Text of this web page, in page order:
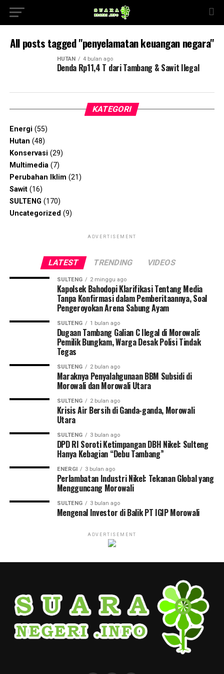
All posts tagged "penyelamatan keuangan negara"
HUTAN 4 bulan ago
Denda Rp11,4 T dari Tambang & Sawit Ilegal
KATEGORI
Energi (55)
Hutan (48)
Konservasi (29)
Multimedia(7)
Perubahan Iklim (21)
Sawit(16)
SULTENG (170)
Uncategorized (9)
ADVERTISEMENT
LATEST TRENDING VIDEOS
SULTENG 2 minggu ago
Kapolsek Bahodopi Klarifikasi Tentang Media
Tanpa Konfirmasi dalam Pemberitaannya, Soal
Pengeroyokan Arena Sabung Ayam
SULTENG 1 bulan ago
Dugaan Tambang Galian C Ilegal di Morowali:
Pemilik Bungkam, Warga Desak Polisi Tindak
Tegas
SULTENG 2 bulan ago
Maraknya Penyalahgunaan BBM Subsidi di
Morowali dan Morowali Utara
SULTENG 2 bulan ago
Krisis Air Bersih di Ganda-ganda, Morowali
Utara
SULTENG 3 bulan ago
DPD RI Soroti Ketimpangan DBH Nikel: Sulteng
Hanya Kebagian “Debu Tambang”
ENERGI 3 bulan ago
Perlambatan Industri Nikel: Tekanan Global yang
Mengguncang Morowali
SULTENG 3 bulan ago
Mengenal Investor di Balik PT IGIP Morowali
ADVERTISEMENT